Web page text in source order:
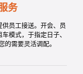
务
员工接送。开会、员
模式，于指定日子、
需要灵活调配。